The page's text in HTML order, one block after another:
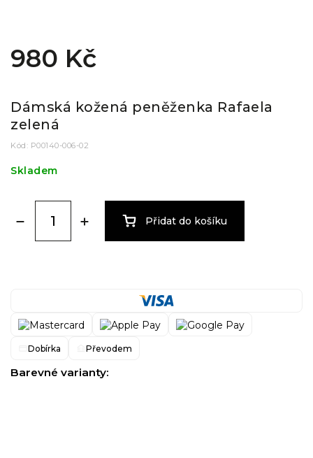
980 Kč
Dámská kožená peněženka Rafaela
zelená
Kód: P00140-006-02
Skladem
Přidat do košíku
Dobírka Převodem
Barevné varianty: